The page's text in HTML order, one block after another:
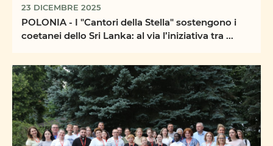
23 DICEMBRE 2025
POLONIA - I "Cantori della Stella" sostengono i
coetanei dello Sri Lanka: al via l’iniziativa tra ...